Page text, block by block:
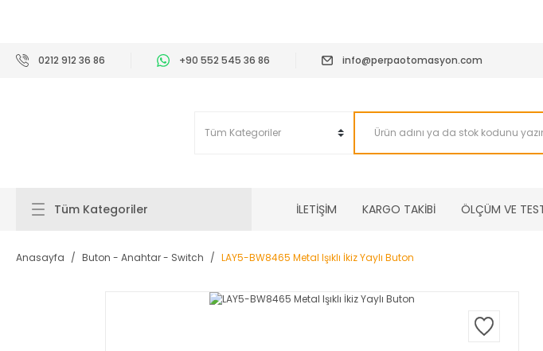
0212 912 36 86 +90 552 545 36 86 info@perpaotomasyon.com
Tüm Kategoriler İLETİŞİM KARGO TAKİBİ ÖLÇÜM VE
Anasayfa Buton - Anahtar - Switch LAY5-BW8465 Metal Işıklı İkiz Yaylı Buton